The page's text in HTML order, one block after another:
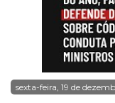
sexta-feira, 19 de